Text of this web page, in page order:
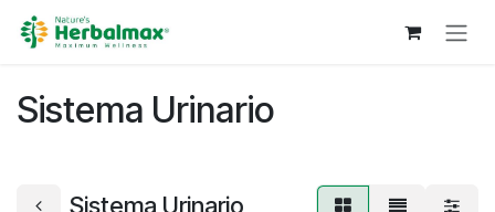
Ir al contenido
Sistema Urinario
Sistema Urinario